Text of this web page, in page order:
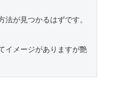
法が見つかるはずです。
イメージがありますが艶